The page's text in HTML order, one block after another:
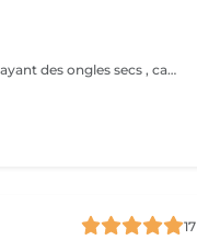
Un choix approprié pour les personnes ayant des ongles secs , cassant ou abimé . Des produits naturel qui permettent de restaurer la brillance , la bonne santé de vos ongles. Soin détox de vos ongles
17